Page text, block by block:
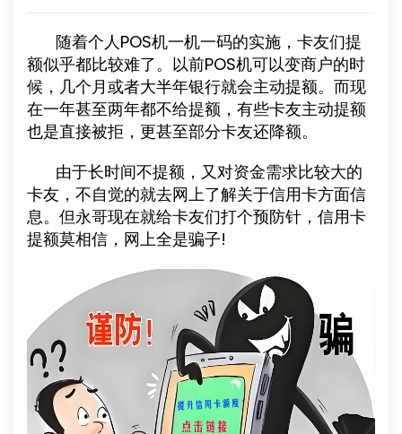
随着个人POS机一机一码的实施，卡友们提
额似乎都比较难了。以前POS机可以变商户的时
候，几个月或者大半年银行就会主动提额。而现
在一年甚至两年都不给提额，有些卡友主动提额
也是直接被拒，更甚至部分卡友还降额。
由于长时间不提额，又对资金需求比较大的
卡友，不自觉的就去网上了解关于信用卡方面信
息。但永哥现在就给卡友们打个预防针，信用卡
提额莫相信，网上全是骗子!